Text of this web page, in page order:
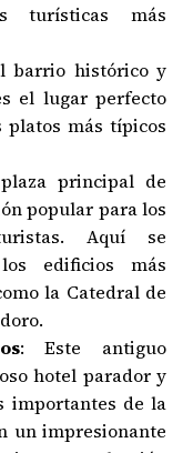
turísticas más
barrio histórico y
el lugar perfecto
platos más típicos
principal de
popular para los
Aquí se
edificios más
la Catedral de
: Este antiguo
hotel parador y
importantes de la
un impresionante